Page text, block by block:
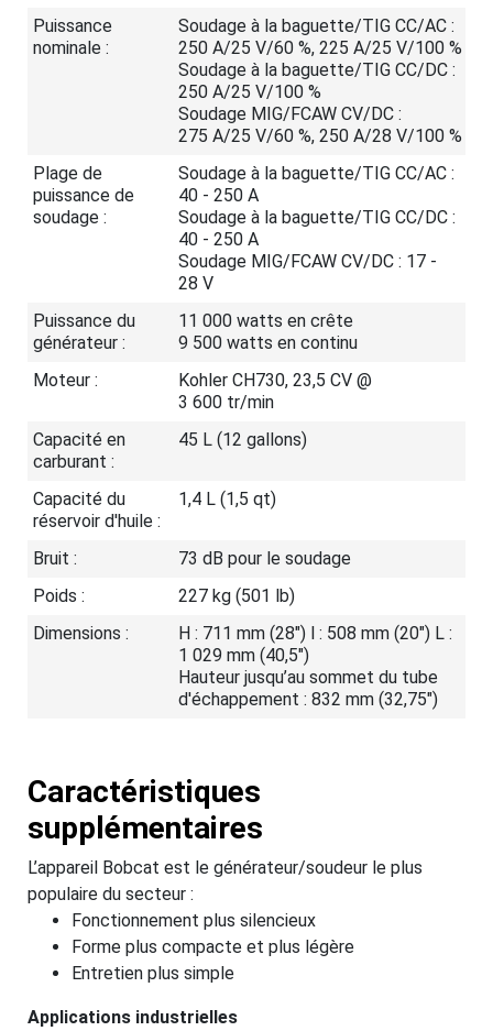
Puissance
nominale :
Soudage à la baguette/TIG CC/AC :
250 A/25 V/60 %, 225 A/25 V/100 %
Soudage à la baguette/TIG CC/DC :
250 A/25 V/100 %
Soudage MIG/FCAW CV/DC :
275 A/25 V/60 %, 250 A/28 V/100 %
Plage de
puissance de
soudage :
Soudage à la baguette/TIG CC/AC :
40 - 250 A
Soudage à la baguette/TIG CC/DC :
40 - 250 A
Soudage MIG/FCAW CV/DC : 17 -
28 V
Puissance du
générateur :
11 000 watts en crête
9 500 watts en continu
Moteur :
Kohler CH730, 23,5 CV @
3 600 tr/min
Capacité en
carburant :
45 L (12 gallons)
Capacité du
réservoir d'huile :
1,4 L (1,5 qt)
Bruit :
73 dB pour le soudage
Poids :
227 kg (501 lb)
Dimensions :
H : 711 mm (28") l : 508 mm (20") L :
1 029 mm (40,5")
Hauteur jusqu’au sommet du tube
d'échappement : 832 mm (32,75")
Caractéristiques
supplémentaires
L’appareil Bobcat est le générateur/soudeur le plus
populaire du secteur :
Fonctionnement plus silencieux
Forme plus compacte et plus légère
Entretien plus simple
Applications industrielles